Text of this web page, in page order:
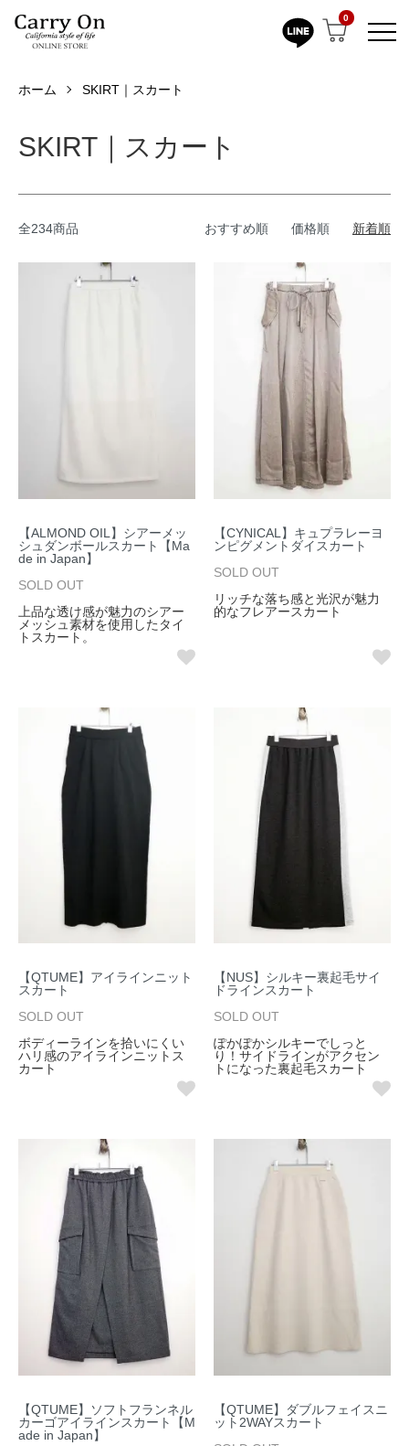
0
ホーム SKIRT｜スカート
SKIRT｜スカート
全234商品 おすすめ順 価格順 新着順
【ALMOND OIL】シアーメッ
シュダンボールスカート【Ma
de in Japan】
SOLD OUT
上品な透け感が魅力のシアー
メッシュ素材を使用したタイ
トスカート。
【CYNICAL】キュプラレーヨ
ンピグメントダイスカート
SOLD OUT
リッチな落ち感と光沢が魅力
的なフレアースカート
【QTUME】アイラインニット
スカート
SOLD OUT
ボディーラインを拾いにくい
ハリ感のアイラインニットス
カート
【NUS】シルキー裏起毛サイ
ドラインスカート
SOLD OUT
ぽかぽかシルキーでしっと
り！サイドラインがアクセン
トになった裏起毛スカート
【QTUME】ソフトフランネル
カーゴアイラインスカート【M
ade in Japan】
【QTUME】ダブルフェイスニ
ット2WAYスカート